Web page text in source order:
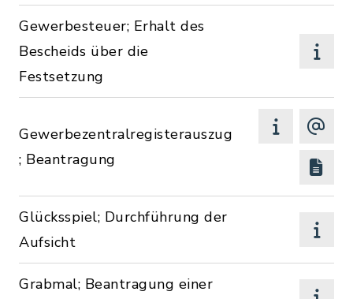
Gewerbesteuer; Erhalt des
Bescheids über die
Festsetzung
Gewerbezentralregisterauszug
; Beantragung
Glücksspiel; Durchführung der
Aufsicht
Grabmal; Beantragung einer